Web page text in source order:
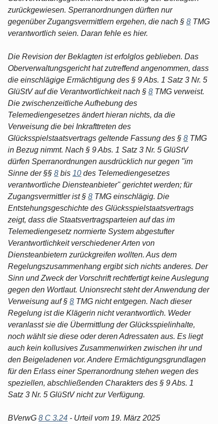
zurückgewiesen. Sperranordnungen dürften nur
gegenüber Zugangsvermittlern ergehen, die nach § 8 TMG
verantwortlich seien. Daran fehle es hier.
Die Revision der Beklagten ist erfolglos geblieben. Das
Oberverwaltungsgericht hat zutreffend angenommen, dass
die einschlägige Ermächtigung des § 9 Abs. 1 Satz 3 Nr. 5
GlüStV auf die Verantwortlichkeit nach § 8 TMG verweist.
Die zwischenzeitliche Aufhebung des
Telemediengesetzes ändert hieran nichts, da die
Verweisung die bei Inkrafttreten des
Glücksspielstaatsvertrags geltende Fassung des § 8 TMG
in Bezug nimmt. Nach § 9 Abs. 1 Satz 3 Nr. 5 GlüStV
dürfen Sperranordnungen ausdrücklich nur gegen "im
Sinne der §§ 8 bis 10 des Telemediengesetzes
verantwortliche Diensteanbieter" gerichtet werden; für
Zugangsvermittler ist § 8 TMG einschlägig. Die
Entstehungsgeschichte des Glücksspielstaatsvertrags
zeigt, dass die Staatsvertragsparteien auf das im
Telemediengesetz normierte System abgestufter
Verantwortlichkeit verschiedener Arten von
Diensteanbietern zurückgreifen wollten. Aus dem
Regelungszusammenhang ergibt sich nichts anderes. Der
Sinn und Zweck der Vorschrift rechtfertigt keine Auslegung
gegen den Wortlaut. Unionsrecht steht der Anwendung der
Verweisung auf § 8 TMG nicht entgegen. Nach dieser
Regelung ist die Klägerin nicht verantwortlich. Weder
veranlasst sie die Übermittlung der Glücksspielinhalte,
noch wählt sie diese oder deren Adressaten aus. Es liegt
auch kein kollusives Zusammenwirken zwischen ihr und
den Beigeladenen vor. Andere Ermächtigungsgrundlagen
für den Erlass einer Sperranordnung stehen wegen des
speziellen, abschließenden Charakters des § 9 Abs. 1
Satz 3 Nr. 5 GlüStV nicht zur Verfügung.
BVerwG 8 C 3.24 - Urteil vom 19. März 2025